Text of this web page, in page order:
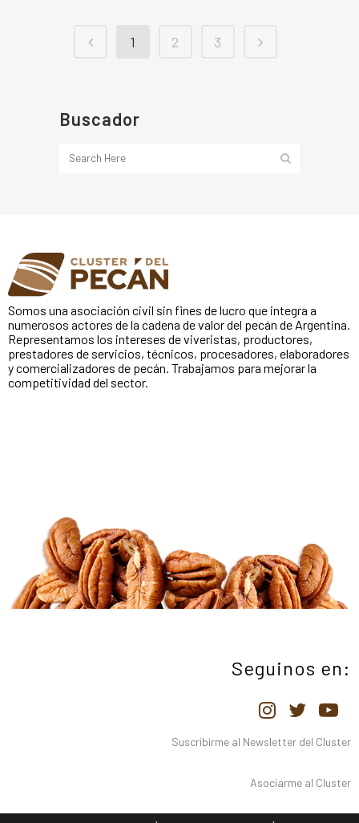
1 2 3
Buscador
Somos una asociación civil sin fines de lucro que integra a
numerosos actores de la cadena de valor del pecán de Argentina.
Representamos los intereses de viveristas, productores,
prestadores de servicios, técnicos, procesadores, elaboradores
y comercializadores de pecán. Trabajamos para mejorar la
competitividad del sector.
Seguinos en:
Suscribirme al Newsletter del Cluster
Asociarme al Cluster